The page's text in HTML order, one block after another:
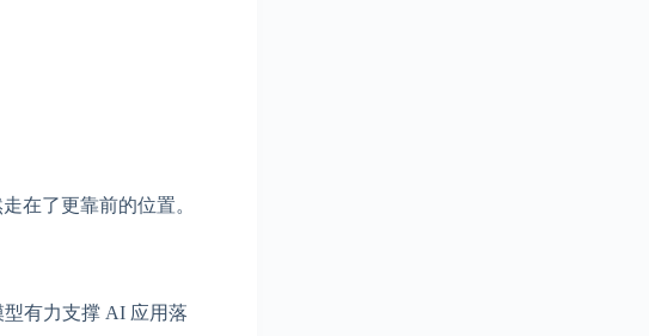
在了更靠前的位置。
有力支撑 AI 应用落